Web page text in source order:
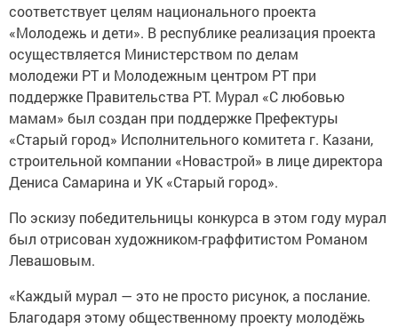
соответствует целям национального проекта
«Молодежь и дети». В республике реализация проекта
осуществляется Министерством по делам
молодежи РТ и Молодежным центром РТ при
поддержке Правительства РТ. Мурал «С любовью
мамам» был создан при поддержке Префектуры
«Старый город» Исполнительного комитета г. Казани,
строительной компании «Новастрой» в лице директора
Дениса Самарина и УК «Старый город».
По эскизу победительницы конкурса в этом году мурал
был отрисован художником-граффитистом Романом
Левашовым.
«Каждый мурал — это не просто рисунок, а послание.
Благодаря этому общественному проекту молодёжь